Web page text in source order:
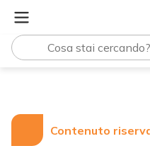
Contenuto